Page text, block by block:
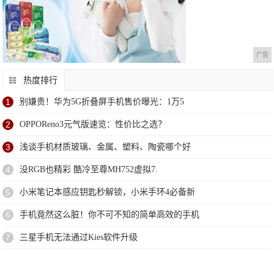
广告
热度排行
1 别嫌贵！华为5G折叠屏手机售价曝光：1万5
2 OPPOReno3元气版速览：性价比之选？
3 浅谈手机材质玻璃、金属、塑料、陶瓷哪个好
4 没RGB也精彩 酷冷至尊MH752虚拟7.
5 小米笔记本感应钥匙秒解锁，小米手环4必备新
6 手机竟然这么脏！你不可不知的简单高效的手机
7 三星手机无法通过Kies软件升级